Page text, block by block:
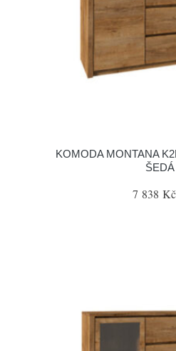
KOMODA MONTANA
ŠEDÁ
7 838 Kč